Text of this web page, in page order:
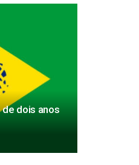
dois anos